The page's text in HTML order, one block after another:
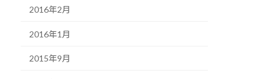
2016年2月
2016年1月
2015年9月